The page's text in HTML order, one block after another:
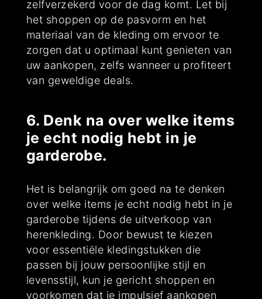
zelfverzekerd voor de dag komt. Let bij
het shoppen op de pasvorm en het
materiaal van de kleding om ervoor te
zorgen dat u optimaal kunt genieten van
uw aankopen, zelfs wanneer u profiteert
van geweldige deals.
6. Denk na over welke items
je echt nodig hebt in je
garderobe.
Het is belangrijk om goed na te denken
over welke items je echt nodig hebt in je
garderobe tijdens de uitverkoop van
herenkleding. Door bewust te kiezen
voor essentiële kledingstukken die
passen bij jouw persoonlijke stijl en
levensstijl, kun je gericht shoppen en
voorkomen dat je impulsief aankopen